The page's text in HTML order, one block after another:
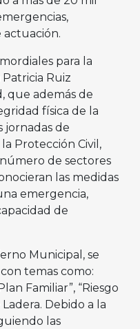
para la
Ruiz
que además de
física de la
jornadas de
Protección Civil,
de sectores
las medidas
emergencia,
de
Municipal, se
temas como:
Familiar”, “Riesgo
Debido a la
las